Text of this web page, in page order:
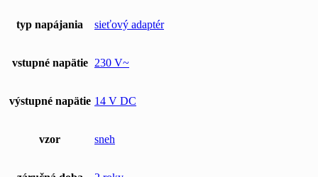
typ napájania sieťový adaptér
vstupné napätie 230 V~
výstupné napätie 14 V DC
vzor sneh